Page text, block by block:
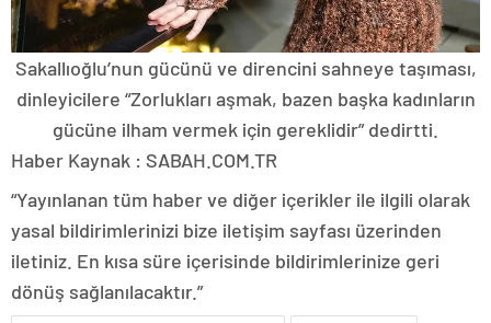
Sakallıoğlu’nun gücünü ve direncini sahneye taşıması,
dinleyicilere “Zorlukları aşmak, bazen başka kadınların
gücüne ilham vermek için gereklidir” dedirtti.
Haber Kaynak : SABAH.COM.TR
“Yayınlanan tüm haber ve diğer içerikler ile ilgili olarak
yasal bildirimlerinizi bize iletişim sayfası üzerinden
iletiniz. En kısa süre içerisinde bildirimlerinize geri
dönüş sağlanılacaktır.”